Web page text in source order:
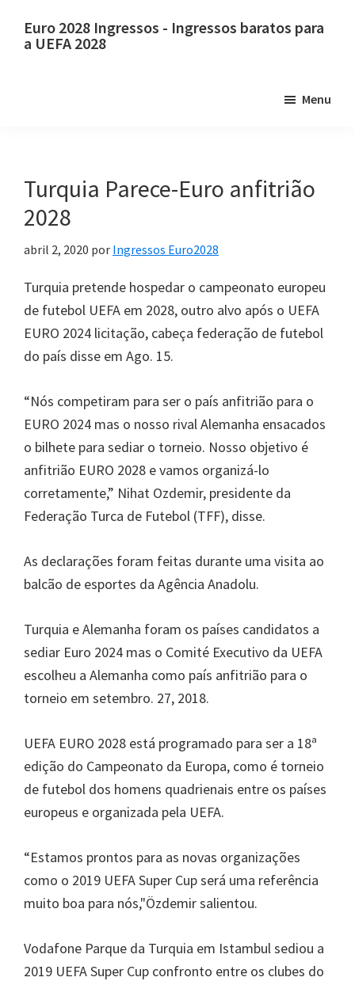
para
paraEuro 2028 Ingressos - Ingressos baratos para
a UEFA 2028
Ingressos
para
o
campeonato
futebol
europeu
da
UEFA,
London,
Manchester,
Cardiff,
Villa
Park
Menu
Turquia Parece-Euro anfitrião
2028
abril 2, 2020 por Ingressos Euro2028
Turquia pretende hospedar o campeonato europeu
de futebol UEFA em 2028, outro alvo após o UEFA
EURO 2024 licitação, cabeça federação de futebol
do país disse em Ago. 15.
“Nós competiram para ser o país anfitrião para o
EURO 2024 mas o nosso rival Alemanha ensacados
o bilhete para sediar o torneio. Nosso objetivo é
anfitrião EURO 2028 e vamos organizá-lo
corretamente,” Nihat Ozdemir, presidente da
Federação Turca de Futebol (TFF), disse.
As declarações foram feitas durante uma visita ao
balcão de esportes da Agência Anadolu.
Turquia e Alemanha foram os países candidatos a
sediar Euro 2024 mas o Comité Executivo da UEFA
escolheu a Alemanha como país anfitrião para o
torneio em setembro. 27, 2018.
UEFA EURO 2028 está programado para ser a 18ª
edição do Campeonato da Europa, como é torneio
de futebol dos homens quadrienais entre os países
europeus e organizada pela UEFA.
“Estamos prontos para as novas organizações
como o 2019 UEFA Super Cup será uma referência
muito boa para nós,"Özdemir salientou.
Vodafone Parque da Turquia em Istambul sediou a
2019 UEFA Super Cup confronto entre os clubes do